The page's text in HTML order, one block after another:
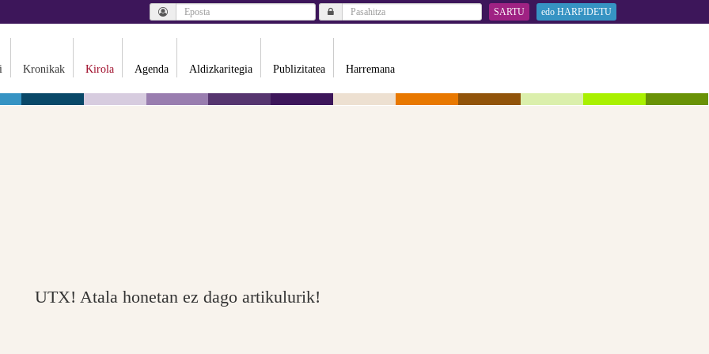
SARTU edo HARPIDETU
Kronikak Kirola Agenda Aldizkaritegia Publizitatea Harremana
UTX! Atala honetan ez dago artikulurik!